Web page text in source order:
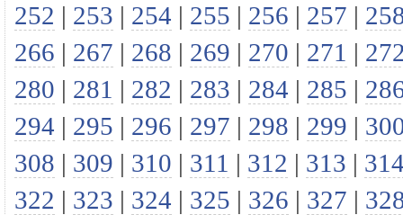
252 | 253 | 254 | 255 | 256 | 257 |
266 | 267 | 268 | 269 | 270 | 271 |
280 | 281 | 282 | 283 | 284 | 285 |
294 | 295 | 296 | 297 | 298 | 299 |
308 | 309 | 310 | 311 | 312 | 313 |
322 | 323 | 324 | 325 | 326 | 327 |